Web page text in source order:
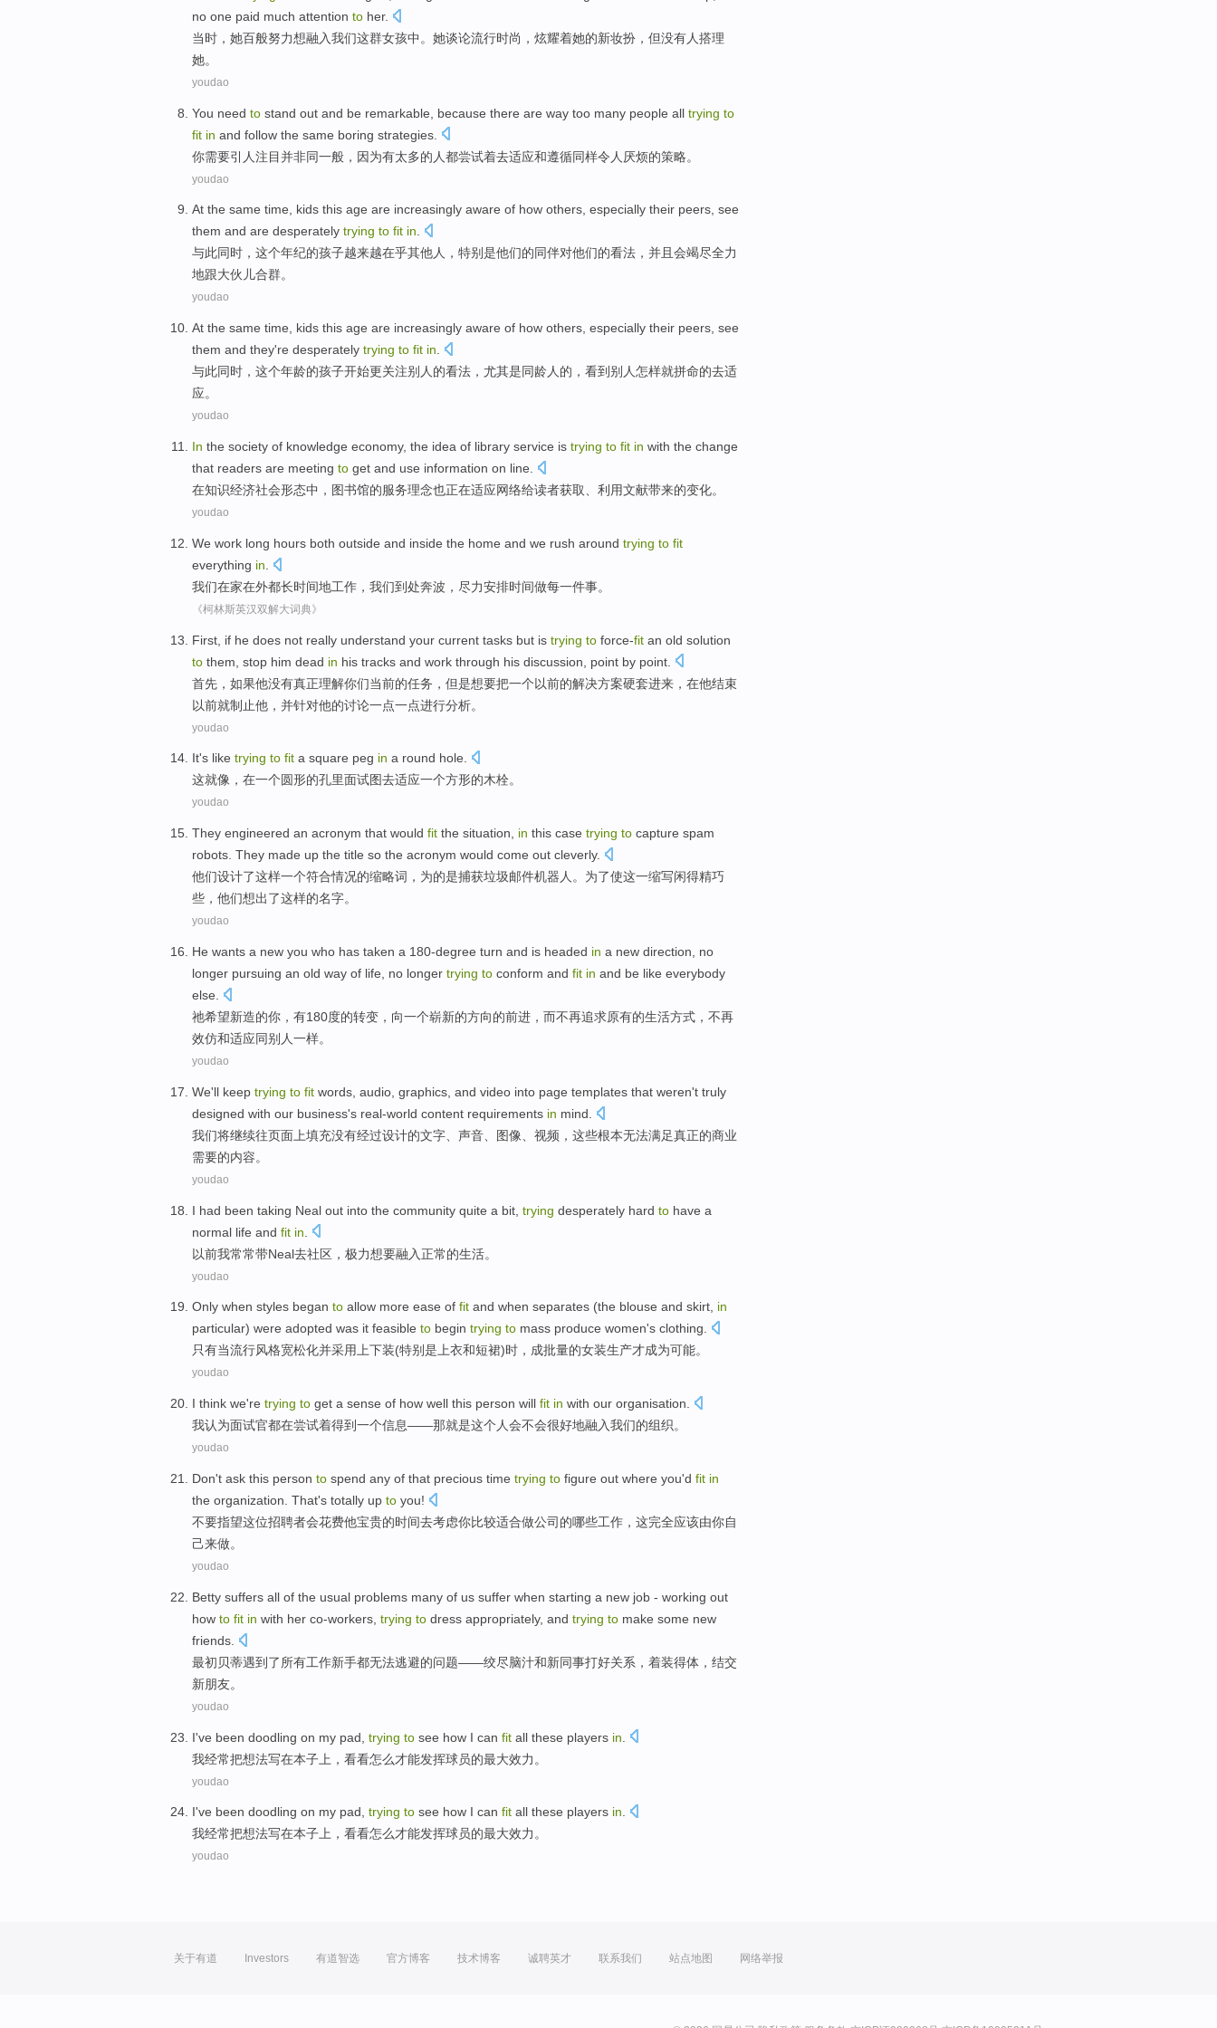
no one paid much attention to her.
当时， 她百般努力想融入我们这群女孩中。她谈论流行时尚 ， 炫耀着她的新妆扮， 但没有人搭理
她。
youdao
You need to stand out and be remarkable because there are way too many people all trying to
fit in and follow the same boring strategies
你需要引人注目并非同一般 ， 因为有太多的 人都尝试着去适应和遵循同样令人厌烦的策略。
youdao
At the same time, kids this age are increasingly aware of how others, especially their peers, see
them and are desperately trying to fit in.
与此同时 ， 这个年纪的孩子越来越在乎其他人 ， 特别是他们的同伴对他们的看法， 并且 会竭尽全力
地跟大伙儿合群。
youdao
At the same time kids this age are increasingly aware of how others especially their peers see
them and they're desperately trying to fit in
与此同时 ， 这个年龄的孩子开始更关注别人 的看法， 尤其是同龄人 的， 看到别人怎样就拼命的去适
应。
youdao
In the society of knowledge economy, the idea of library service is trying to fit in with the change
that readers are meeting to get and use information on line
在知识经济社会形态中 ， 图书馆的服务理念也正在适应网络给读者获取 利用文献带来的变化。
youdao
We work long hours both outside and inside the home and we rush around trying to fit
everything in
我们在家在外都长时间地工作 ，我们到处奔波， 尽力安排时间做每一件事。
《柯林斯英汉双解大词典》
First if he does not really understand your current tasks but is trying to force-fit an old solution
to them, stop him dead in his tracks and work through his discussion, point by point
首先 ， 如果他没有真正理解你们当前的任务 ， 但是想要把一个以前的解决方案硬套进来， 在他结束
以前就制止他 ， 并针对他的讨论一点一点进行分析。
youdao
It's like trying to fit a square peg in a round hole.
这就像， 在一个圆形的孔里面试图去适应一个方形的木栓。
youdao
They engineered an acronym that would fit the situation in this case trying to capture spam
robots . They made up the title so the acronym would come out cleverly.
他们设计了这样一个符合情况的缩略词，为的是捕获垃圾邮件机器人 。 为了使这一缩写闲得精巧
些，他们想出了这样的名字。
youdao
He wants a new you who has taken a 180-degree turn and is headed in a new direction , no
longer pursuing an old way of life , no longer trying to conform and fit in and be like everybody
else
祂希望新造的你 ， 有180度的转变 ，向一个崭新的方向的前进，而不再追求原有的生活方式 ，不再
效仿和适应同别人一样。
youdao
We'll keep trying to fit words audio graphics , and video into page templates that weren't truly
designed with our business's real-world content requirements in mind.
我们将继续往页面 上填充没有经过设计的文字 声音 图像 视频 ， 这些根本无法满足真正的商业
需要的内容。
youdao
I had been taking Neal out into the community quite a bit, trying desperately hard to have a
normal life and fit in
以前我常常带Neal去社区 ， 极力想要融入正常的生活。
youdao
Only when styles began to allow more ease of fit and when separates (the blouse and skirt, in
particular) were adopted was it feasible to begin trying to mass produce women's clothing.
只有当流行风格宽松化并采用上下装(特别是上衣和短裙)时 ， 成批量的女装生产才成为可能。
youdao
I think we're trying to get a sense of how well this person will fit in with our organisation
我认为面试官都在尝试着得到一个信息——那就是这个 人会不会很好地融入我们的组织。
youdao
Don't ask this person to spend any of that precious time trying to figure out where you'd fit in
the organization That's totally up to you!
不要指望这位招聘者会花费他宝贵的时间去考虑你比较适合做公司 的哪些工作， 这完全应该由你自
己来做。
youdao
Betty suffers all of the usual problems many of us suffer when starting a new job - working out
how to fit in with her co-workers trying to dress appropriately, and trying to make some new
friends
最初贝蒂遇到 了所有工作新手都无法逃避的问题——绞尽脑汁和新同事打好关系， 着装得体 ， 结交
新朋友。
youdao
I've been doodling on my pad trying to see how I can fit all these players in
我经常把想法写在本子上 ， 看看怎么才能发挥球员的最大效力。
youdao
I've been doodling on my pad, trying to see how I can fit all these players in.
我经常把想法写在本子上 ， 看看怎么才能发挥球员的最大效力。
youdao
关于有道 Investors 有道智选 官方博客 技术博客 诚聘英才 联系我们 站点地图 网络举报